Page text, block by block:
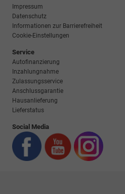
Impressum
Datenschutz
Informationen zur Barrierefreiheit
Cookie-Einstellungen
Service
Autofinanzierung
Inzahlungnahme
Zulassungsservice
Anschlussgarantie
Hausanlieferung
Lieferstatus
Social Media